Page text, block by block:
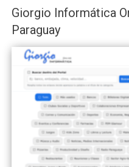
Giorgio Informática
Paraguay